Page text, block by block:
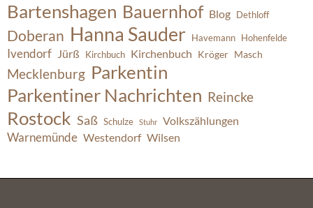
Bartenshagen Bauernhof Blog Dethloff
Doberan Hanna Sauder Havemann Hohenfelde
Ivendorf Jürß Kirchbuch Kirchenbuch Kröger Masch
Mecklenburg Parkentin
Parkentiner Nachrichten Reincke
Rostock Saß Schulze Stuhr Volkszählungen
Warnemünde Westendorf Wilsen